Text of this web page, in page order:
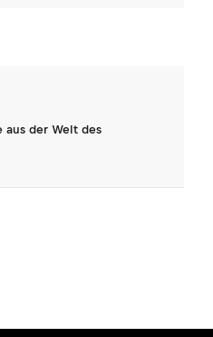
der Welt des